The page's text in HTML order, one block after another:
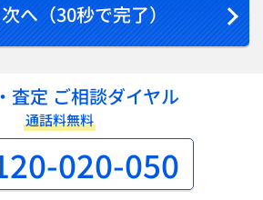
次へ（30秒で完了）
査定 ご相談ダイヤル
通話料無料
020-050